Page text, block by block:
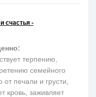
счастья -
терпению,
семейного
от печали и грусти,
кровь, заживляет